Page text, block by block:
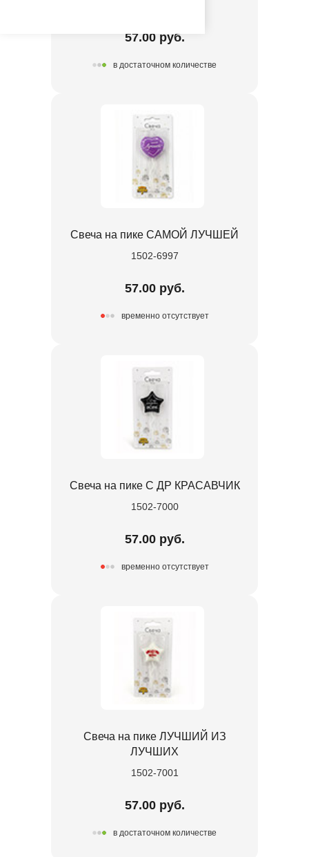
57.00 руб.
в достаточном количестве
Свеча на пике САМОЙ ЛУЧШЕЙ
1502-6997
57.00 руб.
временно отсутствует
Свеча на пике С ДР КРАСАВЧИК
1502-7000
57.00 руб.
временно отсутствует
Свеча на пике ЛУЧШИЙ ИЗ
ЛУЧШИХ
1502-7001
57.00 руб.
в достаточном количестве